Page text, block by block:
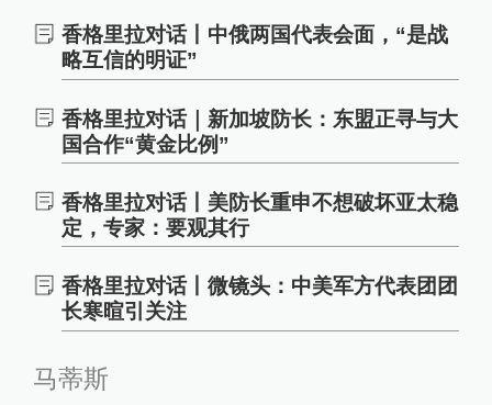
香格里拉对话丨中俄两国代表会面，“是战
略互信的明证”
香格里拉对话｜新加坡防长：东盟正寻与大
国合作“黄金比例”
香格里拉对话丨美防长重申不想破坏亚太稳
定，专家：要观其行
香格里拉对话丨微镜头：中美军方代表团团
长寒暄引关注
马蒂斯